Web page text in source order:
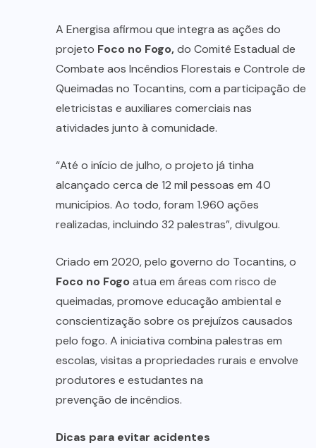
A Energisa afirmou que integra as ações do
projeto Foco no Fogo,do Comitê Estadual de
Combate aos Incêndios Florestais e Controle de
Queimadas no Tocantins, com a participação de
eletricistas e auxiliares comerciais nas
atividades junto à comunidade.
“Até o início de julho, o projeto já tinha
alcançado cerca de 12 mil pessoas em 40
municípios. Ao todo, foram 1.960 ações
realizadas, incluindo 32 palestras”, divulgou.
Criado em 2020, pelo governo do Tocantins, o
Foco no Fogoatua em áreas com risco de
queimadas, promove educação ambiental e
conscientização sobre os prejuízos causados
pelo fogo. A iniciativa combina palestras em
escolas, visitas a propriedades rurais e envolve
produtores e estudantes na
prevenção de incêndios.
Dicas para evitar acidentes